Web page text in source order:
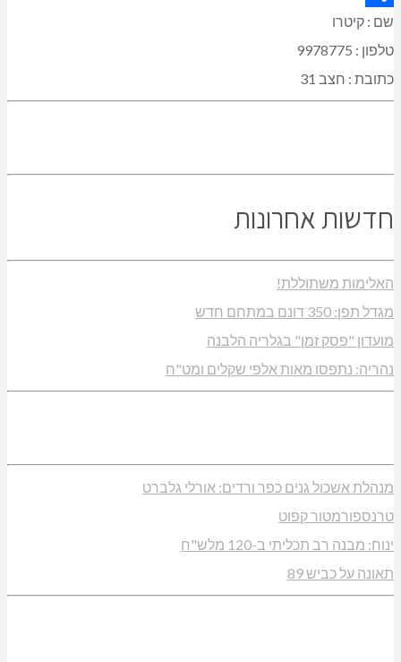
Link
Share
שם : קיטרו
טלפון : 9978775
כתובת : חצב 31
חדשות אחרונות
האלימות משתוללת!
מגדל תפן: 350 דונם במתחם חדש
מועדון "פסק זמן" בגלריה הלבנה
נהריה: נתפסו מאות אלפי שקלים ומט"ח
מנהלת אשכול גנים כפר ורדים: אורלי גלברט
טרנספורמטור קפוט
ינוח: מבנה רב תכליתי ב-120 מלש"ח
תאונה על כביש 89